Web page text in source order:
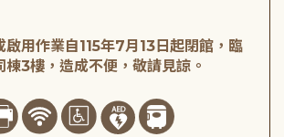
啟用作業自115年7月13日起閉館，臨
棟3樓，造成不便，敬請見諒。